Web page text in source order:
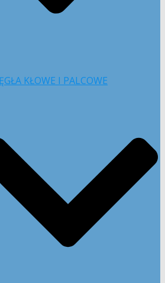
KŁOWE I PALCOWE